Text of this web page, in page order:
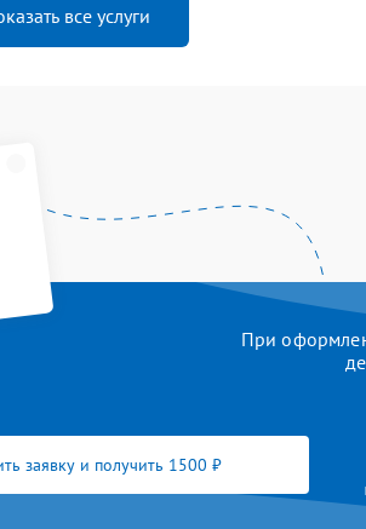
все услуги
При
заявку и получить 1500 ₽